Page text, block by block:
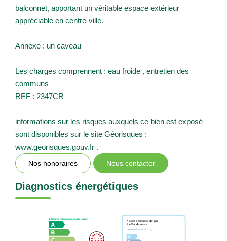
balconnet, apportant un véritable espace extérieur
appréciable en centre-ville.
Annexe : un caveau
Les charges comprennent : eau froide , entretien des
communs
REF : 2347CR
informations sur les risques auxquels ce bien est exposé
sont disponibles sur le site Géorisques :
www.georisques.gouv.fr .
Nos honoraires Nous contacter
Diagnostics énergétiques